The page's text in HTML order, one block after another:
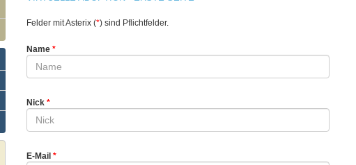
Felder mit Asterix (*) sind Pflichtfelder.
Name
Nick
E-Mail